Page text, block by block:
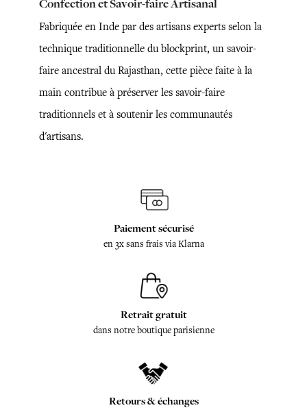
Confection et Savoir-faire Artisanal
Fabriquée en Inde par des artisans experts selon la
technique traditionnelle du blockprint, un savoir-
faire ancestral du Rajasthan, cette pièce faite à la
main contribue à préserver les savoir-faire
traditionnels et à soutenir les communautés
d'artisans.
Paiement sécurisé
en 3x sans frais via Klarna
Retrait gratuit
dans notre boutique parisienne
Retours & échanges